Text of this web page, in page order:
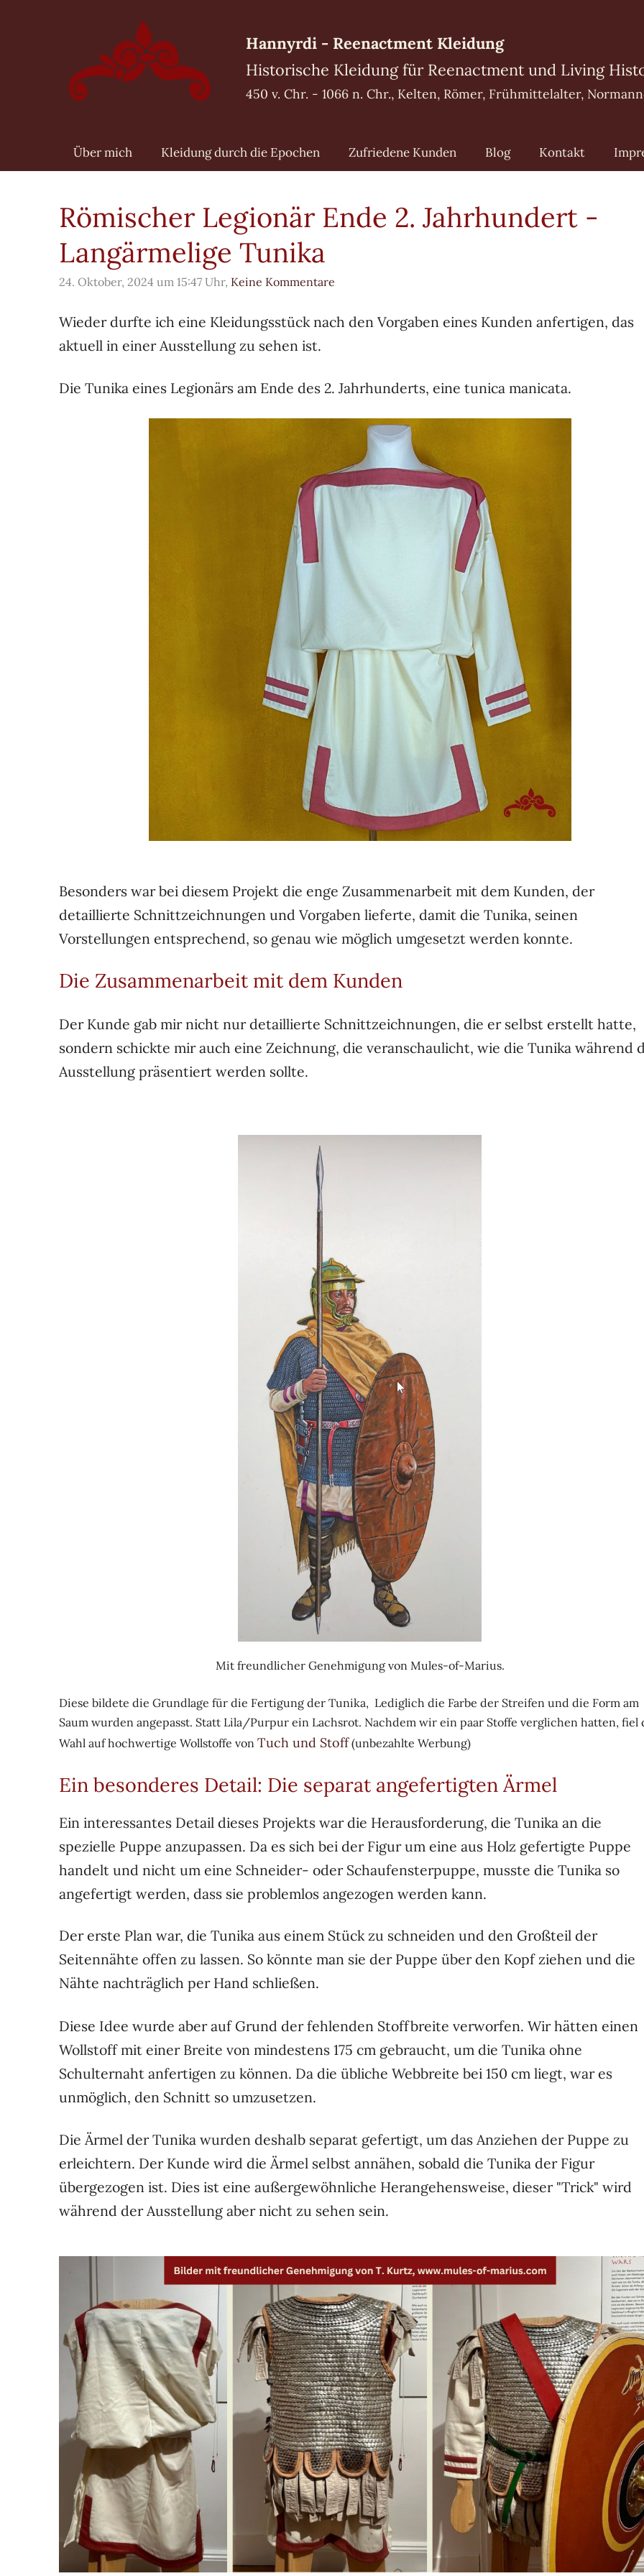
Hannyrdi - Reenactment Kleidung
Historische Kleidung für Reenactment und Living
450 v. Chr. - 1066 n. Chr., Kelten, Römer, Frühmittelalter,
Über mich Kleidung durch die Epochen Zufriedene Kunden Blog Kontakt
Römischer Legionär Ende 2. Jahrhundert -
Langärmelige Tunika
24. Oktober, 2024 um 15:47 Uhr, Keine Kommentare
Wieder durfte ich eine Kleidungsstück nach den Vorgaben eines Kunden anfertigen, das
aktuell in einer Ausstellung zu sehen ist.
Die Tunika eines Legionärs am Ende des 2. Jahrhunderts, eine tunica manicata.
Besonders war bei diesem Projekt die enge Zusammenarbeit mit dem Kunden, der
detaillierte Schnittzeichnungen und Vorgaben lieferte, damit die Tunika, seinen
Vorstellungen entsprechend, so genau wie möglich umgesetzt werden konnte.
Die Zusammenarbeit mit dem Kunden
Der Kunde gab mir nicht nur detaillierte Schnittzeichnungen, die er selbst erstellt hatte,
sondern schickte mir auch eine Zeichnung, die veranschaulicht, wie die Tunika während
Ausstellung präsentiert werden sollte.
Mit freundlicher Genehmigung von Mules-of-Marius.
Diese bildete die Grundlage für die Fertigung der Tunika, Lediglich die Farbe der Streifen und die Form am
Saum wurden angepasst. Statt Lila/Purpur ein Lachsrot. Nachdem wir ein paar Stoffe verglichen hatten, fiel
Wahl auf hochwertige Wollstoffe von Tuch und Stoff(unbezahlte Werbung)
Ein besonderes Detail: Die separat angefertigten Ärmel
Ein interessantes Detail dieses Projekts war die Herausforderung, die Tunika an die
spezielle Puppe anzupassen. Da es sich bei der Figur um eine aus Holz gefertigte Puppe
handelt und nicht um eine Schneider- oder Schaufensterpuppe, musste die Tunika so
angefertigt werden, dass sie problemlos angezogen werden kann.
Der erste Plan war, die Tunika aus einem Stück zu schneiden und den Großteil der
Seitennähte offen zu lassen. So könnte man sie der Puppe über den Kopf ziehen und die
Nähte nachträglich per Hand schließen.
Diese Idee wurde aber auf Grund der fehlenden Stoffbreite verworfen. Wir hätten einen
Wollstoff mit einer Breite von mindestens 175 cm gebraucht, um die Tunika ohne
Schulternaht anfertigen zu können. Da die übliche Webbreite bei 150 cm liegt, war es
unmöglich, den Schnitt so umzusetzen.
Die Ärmel der Tunika wurden deshalb separat gefertigt, um das Anziehen der Puppe zu
erleichtern. Der Kunde wird die Ärmel selbst annähen, sobald die Tunika der Figur
übergezogen ist. Dies ist eine außergewöhnliche Herangehensweise, dieser "Trick" wird
während der Ausstellung aber nicht zu sehen sein.